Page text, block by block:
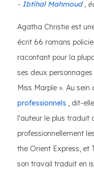
- Ibtihal Mahmoud,
Agatha Christie est
écrit 66 romans
racontant pour la
ses deux
Miss Marple ». Au sein
professionnels , dit-
l'auteur le plus traduit
professionnellement
the Orient Express, et
son travail traduit en